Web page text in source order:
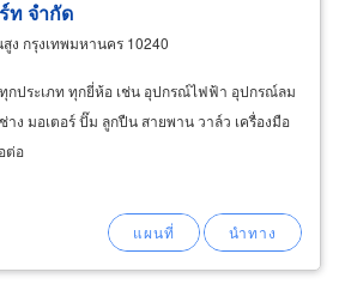
ท จำกัด
ง กรุงเทพมหานคร 10240
กประเภท ทุกยี่ห้อ เช่น อุปกรณ์ไฟฟ้า อุปกรณ์ลม
าง มอเตอร์ ปั๊ม ลูกปืน สายพาน วาล์ว เครื่องมือ
ต่อ